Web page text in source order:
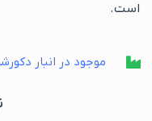
موجود در انبار دکورشرق